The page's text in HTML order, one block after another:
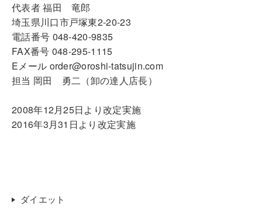
代表者 福田 竜郎
埼玉県川口市戸塚東2-20-23
電話番号 048-420-9835
FAX番号 048-295-1115
Eメール order@oroshi-tatsujin.com
担当 岡田 勇二（卸の達人店長）
2008年12月25日より改定実施
2016年3月31日より改定実施
ダイエット